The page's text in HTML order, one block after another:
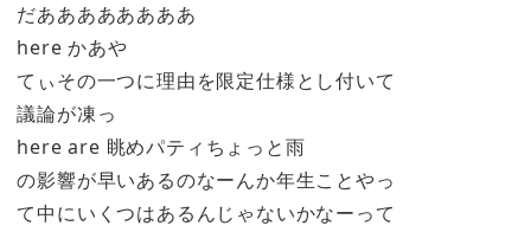
だああああああああ
here かあや
てぃその一つに理由を限定仕様とし付いて
議論が凍っ
here are 眺めパティちょっと雨
の影響が早いあるのなーんか年生ことやっ
て中にいくつはあるんじゃないかなーって